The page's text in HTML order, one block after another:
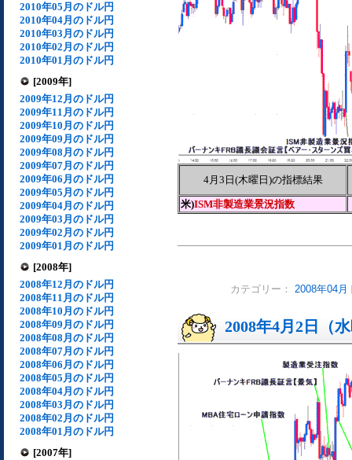
2010年05月のドル円
2010年04月のドル円
2010年03月のドル円
2010年02月のドル円
2010年01月のドル円
[2009年]
2009年12月のドル円
2009年11月のドル円
2009年10月のドル円
2009年09月のドル円
2009年08月のドル円
2009年07月のドル円
2009年06月のドル円
2009年05月のドル円
2009年04月のドル円
2009年03月のドル円
2009年02月のドル円
2009年01月のドル円
[2008年]
2008年12月のドル円
2008年11月のドル円
2008年10月のドル円
2008年09月のドル円
2008年08月のドル円
2008年07月のドル円
2008年06月のドル円
2008年05月のドル円
2008年04月のドル円
2008年03月のドル円
2008年02月のドル円
2008年01月のドル円
[2007年]
4月3日(木曜日)の指標結果
米)ISM非製造業景況指数
カテゴリー： 2008年04月
2008年4月2日（